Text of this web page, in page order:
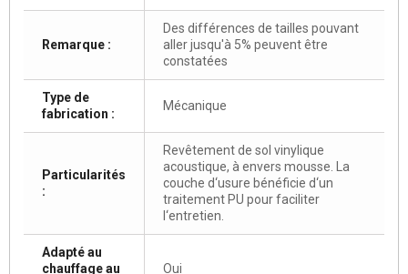
Remarque :
Des différences de tailles pouvant
aller jusqu'à 5% peuvent être
constatées
Type de
fabrication :
Mécanique
Particularités
:
Revêtement de sol vinylique
acoustique, à envers mousse. La
couche d‘usure bénéficie d‘un
traitement PU pour faciliter
l‘entretien.
Adapté au
chauffage au
Oui